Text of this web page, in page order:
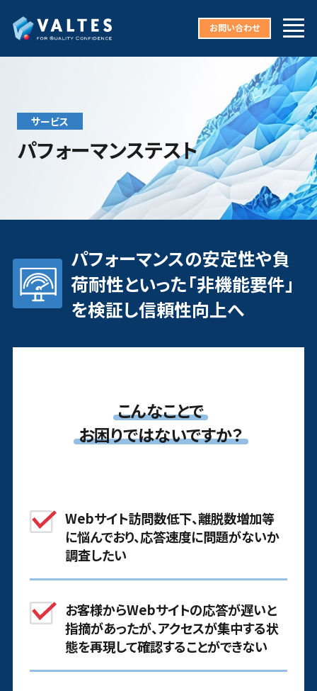
お問い合わせ
サービス
パフォーマンステスト
パフォーマンスの安定性や負
荷耐性といった「非機能要件」
を検証し信頼性向上へ
こんなことで
お困りではないですか？
Webサイト訪問数低下、離脱数増加等
に悩んでおり、応答速度に問題がないか
調査したい
お客様からWebサイトの応答が遅いと
指摘があったが、アクセスが集中する状
態を再現して確認することができない